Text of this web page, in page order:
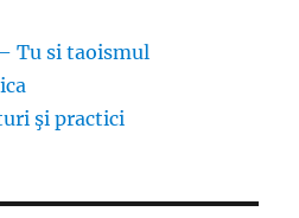
Tu si taoismul
şi practici